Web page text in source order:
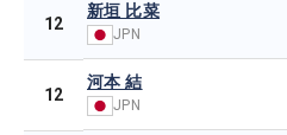
12
新垣 比菜
JPN
12
河本 結
JPN